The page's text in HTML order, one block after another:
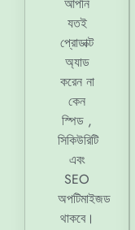
আপনি
যতই
প্রোডাক্ট
অ্যাড
করেন না
কেন
স্পিড ,
সিকিউরিটি
এবং
SEO
অপটিমাইজড
থাকবে।